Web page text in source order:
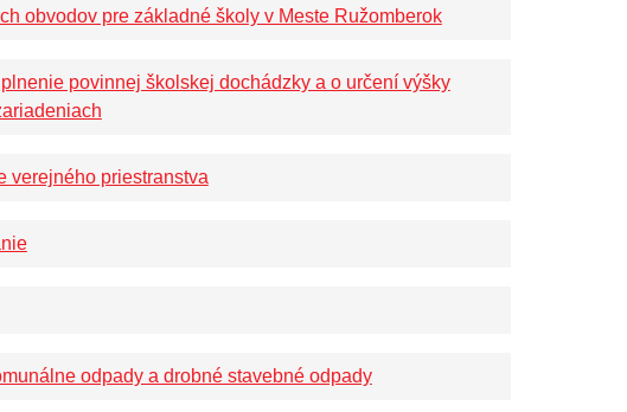
obvodov pre základné školy v Meste Ružomberok
povinnej školskej dochádzky a o určení výšky
verejného priestranstva
odpady a drobné stavebné odpady